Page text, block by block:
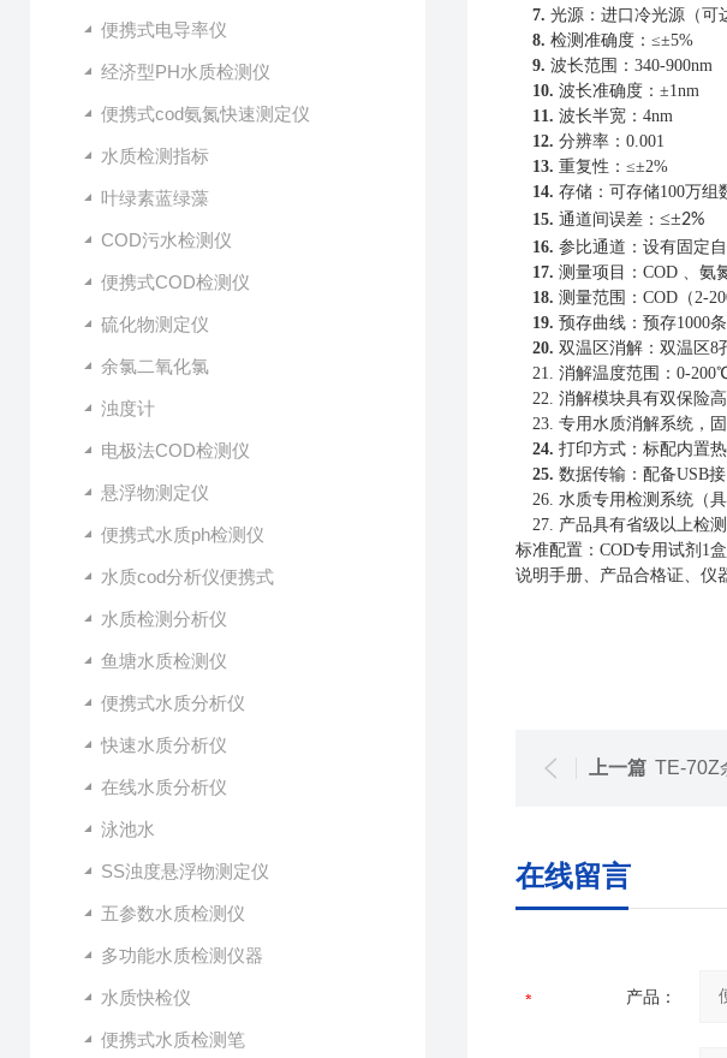
便携式电导率仪
经济型PH水质检测仪
便携式cod氨氮快速测定仪
水质检测指标
叶绿素蓝绿藻
COD污水检测仪
便携式COD检测仪
硫化物测定仪
余氯二氧化氯
浊度计
电极法COD检测仪
悬浮物测定仪
便携式水质ph检测仪
水质cod分析仪便携式
水质检测分析仪
鱼塘水质检测仪
便携式水质分析仪
快速水质分析仪
在线水质分析仪
泳池水
SS浊度悬浮物测定仪
五参数水质检测仪
多功能水质检测仪器
水质快检仪
便携式水质检测笔
7. 光源： 进口冷光源（可
8. 检测准确度： ≤±5%
9. 波长范围： 340-900nm
10. 波长准确度： ±1nm
11. 波长半宽： 4nm
12. 分辨率： 0.001
13. 重复性： ≤±2%
14. 存储： 可存储100万组
15. 通道间误差： ≤±2%
16. 参比通道： 设有固定
17. 测量项目： COD 、氨
18. 测量范围 ： COD（2-
19. 预存曲线： 预存1000条
20. 双温区消解： 双温区8
21. 消解温度范围： 0-
22. 消解模块具有双保险
23. 专用水质消解系统，
24. 打印方式： 标配内置
25. 数据传输： 配备USB
26. 水质专用检测系统（
27. 产品具有省级以上检
标准配置： COD专用试剂1
说明手册、产品合格证、仪
上一篇 TE-70Z
在线留言
产品：